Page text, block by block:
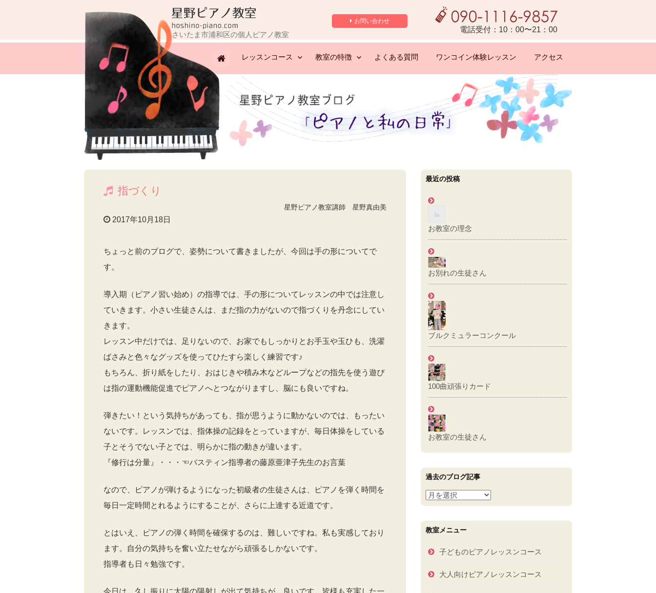
さいたま市浦和区の個人ピアノ教室
お問い合わせ
電話受付：10：00〜21：00
レッスンコース 教室の特徴 よくある質問 ワンコイン体験レッスン アクセス
指づくり
星野ピアノ教室講師 星野真由美
2017年10月18日
ちょっと前のブログで、姿勢について書きましたが、今回は手の形についてで
す。
導入期（ピアノ習い始め）の指導では、手の形についてレッスンの中では注意し
ていきます。小さい生徒さんは、まだ指の力がないので指づくりを丹念にしてい
きます。
レッスン中だけでは、足りないので、お家でもしっかりとお手玉や玉ひも、洗濯
ばさみと色々なグッズを使ってひたすら楽しく練習です♪
もちろん、折り紙をしたり、おはじきや積み木などループなどの指先を使う遊び
は指の運動機能促進でピアノへとつながりますし、脳にも良いですね。
弾きたい！という気持ちがあっても、指が思うように動かないのでは、もったい
ないです。レッスンでは、指体操の記録をとっていますが、毎日体操をしている
子とそうでない子とでは、明らかに指の動きが違います。
『修行は分量』・・・☜バスティン指導者の藤原亜津子先生のお言葉
なので、ピアノが弾けるようになった初級者の生徒さんは、ピアノを弾く時間を
毎日一定時間とれるようにすることが、さらに上達する近道です。
とはいえ、ピアノの弾く時間を確保するのは、難しいですね。私も実感しており
ます。自分の気持ちを奮い立たせながら頑張るしかないです。
指導者も日々勉強です。
今日は、久し振りに太陽の陽射しが出て気持ちが、良いです。皆様も充実した一
最近の投稿
お教室の理念
お別れの生徒さん
ブルクミュラーコンクール
100曲頑張りカード
お教室の生徒さん
過去のブログ記事
過
去
ブ
グ
事
教室メニュー
子どものピアノレッスンコース
大人向けピアノレッスンコース